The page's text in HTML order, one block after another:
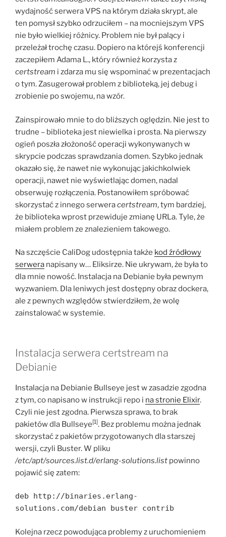
wydajność serwera VPS na którym działa skrypt, ale
ten pomysł szybko odrzuciłem – na mocniejszym VPS
nie było wielkiej różnicy. Problem nie był palący i
przeleżał trochę czasu. Dopiero na którejś konferencji
zaczepiłem Adama L., który również korzysta z
certstream i zdarza mu się wspominać w prezentacjach
o tym. Zasugerował problem z biblioteką, jej debug i
zrobienie po swojemu, na wzór.
Zainspirowało mnie to do bliższych oględzin. Nie jest to
trudne – biblioteka jest niewielka i prosta. Na pierwszy
ogień poszła złożoność operacji wykonywanych w
skrypcie podczas sprawdzania domen. Szybko jednak
okazało się, że nawet nie wykonując jakichkolwiek
operacji, nawet nie wyświetlając domen, nadal
obserwuję rozłączenia. Postanowiłem spróbować
skorzystać z innego serweracertstream, tym bardziej,
że biblioteka wprost przewiduje zmianę URLa. Tyle, że
miałem problem ze znalezieniem takowego.
Na szczęście CaliDog udostępnia także kod źródłowy
serwera napisany w… Eliksirze. Nie ukrywam, że była to
dla mnie nowość. Instalacja na Debianie była pewnym
wyzwaniem. Dla leniwych jest dostępny obraz dockera,
ale z pewnych względów stwierdziłem, że wolę
zainstalować w systemie.
Instalacja serwera certstream na
Debianie
Instalacja na Debianie Bullseye jest w zasadzie zgodna
z tym, co napisano w instrukcji repo i na stronie Elixir.
Czyli nie jest zgodna. Pierwsza sprawa, to brak
pakietów dla Bullseye[1]. Bez problemu można jednak
skorzystać z pakietów przygotowanych dla starszej
wersji, czyli Buster. W pliku
/etc/apt/sources.list.d/erlang-solutions.list powinno
pojawić się zatem:
deb http://binaries.erlang-
solutions.com/debian buster contrib
Kolejna rzecz powodująca problemy z uruchomieniem